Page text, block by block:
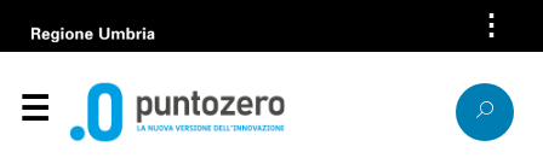
⋮
Azienda
Servizi